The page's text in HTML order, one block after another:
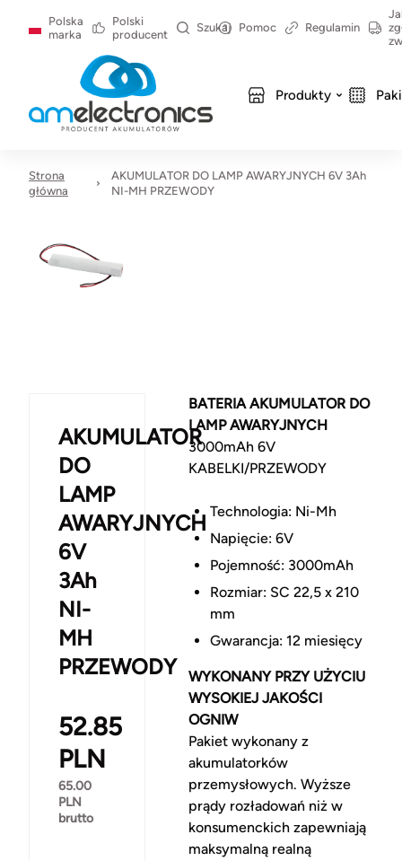
Polska
marka
Polski
producent
Szukaj Pomoc Regulamin
Produkty
Strona
główna
AKUMULATOR DO LAMP AWARYJNYCH 6V 3Ah
NI-MH PRZEWODY
AKUMULATOR
DO
LAMP
AWARYJNYCH
6V
3Ah
NI-
MH
PRZEWODY
52.85
PLN
65.00
PLN
brutto
BATERIA AKUMULATOR DO
LAMP AWARYJNYCH
3000mAh 6V
KABELKI/PRZEWODY
Technologia: Ni-Mh
Napięcie: 6V
Pojemność: 3000mAh
Rozmiar: SC 22,5 x 210
mm
Gwarancja: 12 miesięcy
WYKONANY PRZY UŻYCIU
WYSOKIEJ JAKOŚCI
OGNIW
Pakiet wykonany z
akumulatorków
przemysłowych. Wyższe
prądy rozładowań niż w
konsumenckich zapewniają
maksymalną realną